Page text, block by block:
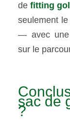
defitting
seulement
— avec une
sur le
sac de
?